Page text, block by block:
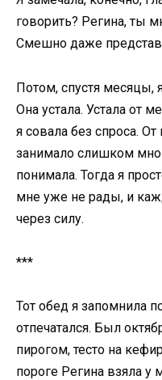
говорить? Регина, ты
Смешно даже
Потом, спустя месяцы,
Она устала. Устала от
я совала без спроса.
занимало слишком
понимала. Тогда я
мне уже не рады, и
через силу.
***
Тот обед я запомнила
отпечатался. Был
пирогом, тесто на
пороге Регина взяла у